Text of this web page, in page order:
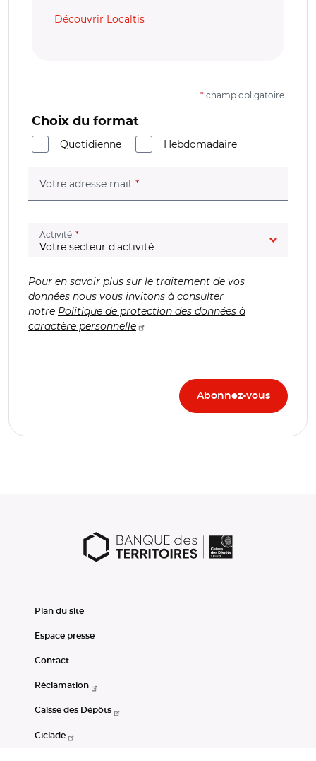
Découvrir Localtis
* champ obligatoire
Choix du format
Quotidienne
Hebdomadaire
Votre adresse mail (champ obligatoire)
Activité (champ obligatoire)
Pour en savoir plus sur le traitement de vos
données nous vous invitons à consulter
notre Politique de protection des données à
caractère personnelle
Plan du site
Espace presse
Contact
Réclamation
Caisse des Dépôts
Ciclade